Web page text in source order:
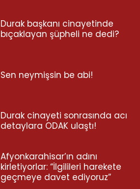
Durak başkanı cinayetinde
bıçaklayan şüpheli ne dedi?
Sen neymişsin be abi!
Durak cinayeti sonrasında acı
detaylara ODAK ulaştı!
Afyonkarahisar’ın adını
kirletiyorlar: “İlgilileri harekete
geçmeye davet ediyoruz”